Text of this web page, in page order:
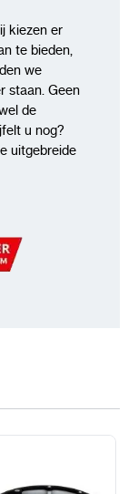
kiezen er
te bieden,
we
staan. Geen
de
u nog?
uitgebreide